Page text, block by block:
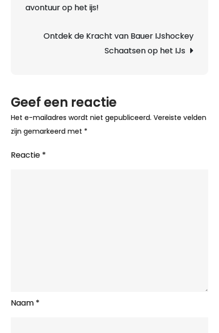
avontuur op het ijs!
Ontdek de Kracht van Bauer IJshockey
Schaatsen op het IJs
Geef een reactie
Het e-mailadres wordt niet gepubliceerd. Vereiste velden
zijn gemarkeerd met *
Reactie *
Naam *